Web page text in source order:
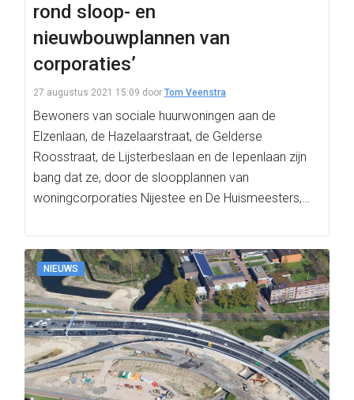
rond sloop- en
nieuwbouwplannen van
corporaties’
27 augustus 2021 15:09 door Tom Veenstra
Bewoners van sociale huurwoningen aan de
Elzenlaan, de Hazelaarstraat, de Gelderse
Roosstraat, de Lijsterbeslaan en de Iepenlaan zijn
bang dat ze, door de sloopplannen van
woningcorporaties Nijestee en De Huismeesters,…
NIEUWS